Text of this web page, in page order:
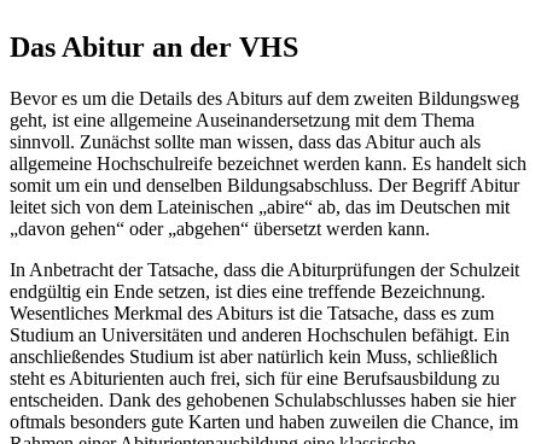
Das Abitur an der VHS
Bevor es um die Details des Abiturs auf dem zweiten Bildungsweg
geht, ist eine allgemeine Auseinandersetzung mit dem Thema
sinnvoll. Zunächst sollte man wissen, dass das Abitur auch als
allgemeine Hochschulreife bezeichnet werden kann. Es handelt sich
somit um ein und denselben Bildungsabschluss. Der Begriff Abitur
leitet sich von dem Lateinischen „abire“ ab, das im Deutschen mit
„davon gehen“ oder „abgehen“ übersetzt werden kann.
In Anbetracht der Tatsache, dass die Abiturprüfungen der Schulzeit
endgültig ein Ende setzen, ist dies eine treffende Bezeichnung.
Wesentliches Merkmal des Abiturs ist die Tatsache, dass es zum
Studium an Universitäten und anderen Hochschulen befähigt. Ein
anschließendes Studium ist aber natürlich kein Muss, schließlich
steht es Abiturienten auch frei, sich für eine Berufsausbildung zu
entscheiden. Dank des gehobenen Schulabschlusses haben sie hier
oftmals besonders gute Karten und haben zuweilen die Chance, im